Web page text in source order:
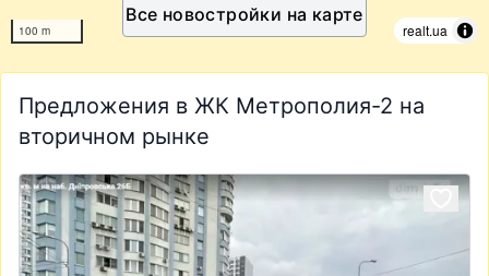
100 m realt.ua
Все новостройки на карте
Предложения в ЖК Метрополия-2 на
вторичном рынке